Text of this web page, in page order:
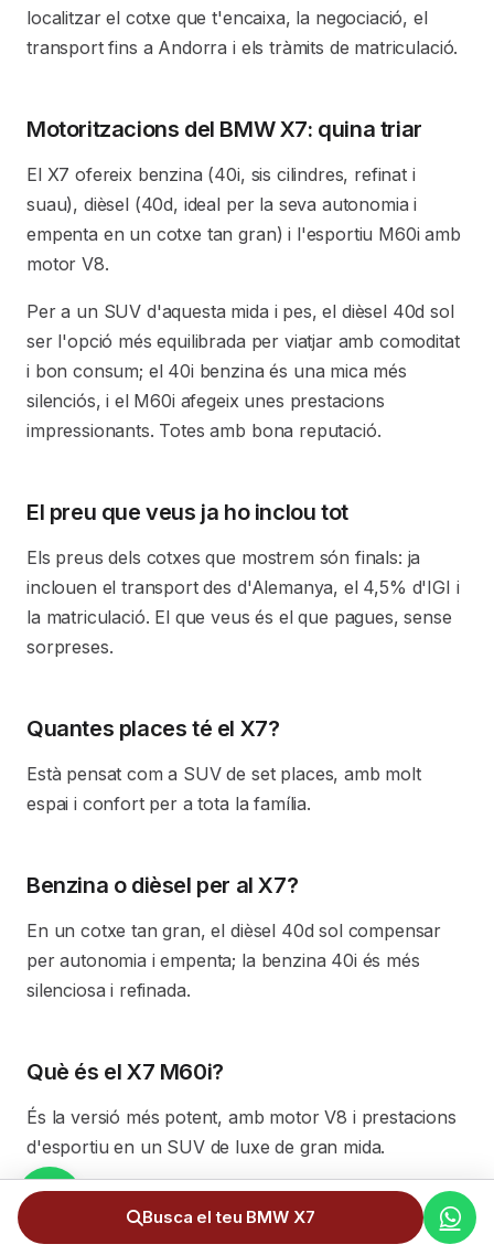
localitzar el cotxe que t'encaixa, la negociació, el
transport fins a Andorra i els tràmits de matriculació.
Motoritzacions del BMW X7: quina triar
El X7 ofereix benzina (40i, sis cilindres, refinat i
suau), dièsel (40d, ideal per la seva autonomia i
empenta en un cotxe tan gran) i l'esportiu M60i amb
motor V8.
Per a un SUV d'aquesta mida i pes, el dièsel 40d sol
ser l'opció més equilibrada per viatjar amb comoditat
i bon consum; el 40i benzina és una mica més
silenciós, i el M60i afegeix unes prestacions
impressionants. Totes amb bona reputació.
El preu que veus ja ho inclou tot
Els preus dels cotxes que mostrem són finals: ja
inclouen el transport des d'Alemanya, el 4,5% d'IGI i
la matriculació. El que veus és el que pagues, sense
sorpreses.
Quantes places té el X7?
Està pensat com a SUV de set places, amb molt
espai i confort per a tota la família.
Benzina o dièsel per al X7?
En un cotxe tan gran, el dièsel 40d sol compensar
per autonomia i empenta; la benzina 40i és més
silenciosa i refinada.
Què és el X7 M60i?
És la versió més potent, amb motor V8 i prestacions
d'esportiu en un SUV de luxe de gran mida.
És massa gran per a Andorra?
Busca el teu BMW X7